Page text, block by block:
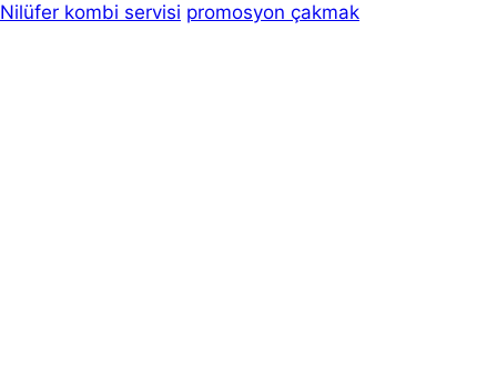
Nilüfer kombi servisi promosyon çakmak